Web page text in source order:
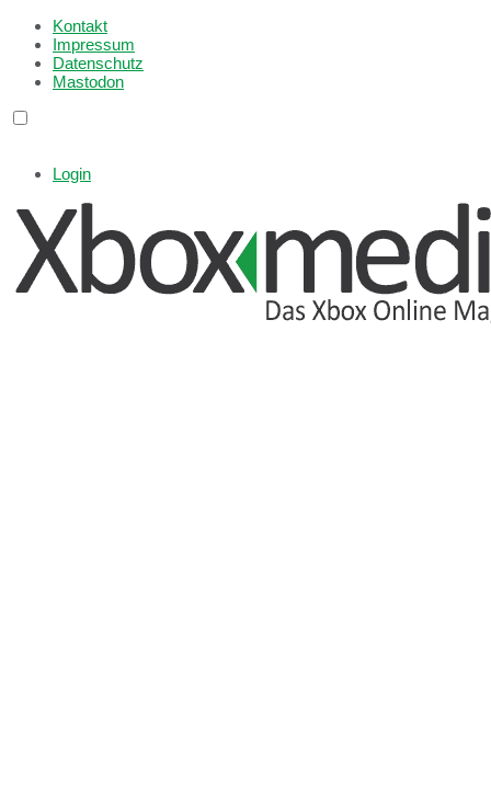
Kontakt
Impressum
Datenschutz
Mastodon
Login